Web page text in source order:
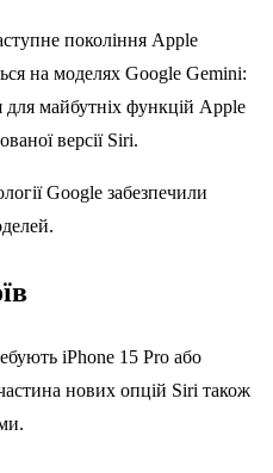
покоління Apple
на моделях Google Gemini:
для майбутніх функцій Apple
версії Siri.
Google забезпечили
iPhone 15 Pro або
нових опцій Siri також